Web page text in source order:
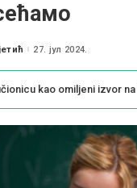
27. јул 2024.
kao omiljeni izvor